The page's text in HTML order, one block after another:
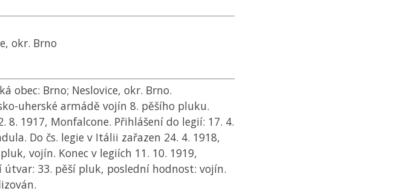
okr. Brno
obec: Brno; Neslovice, okr. Brno.
uherské armádě vojín 8. pěšího pluku.
8. 1917, Monfalcone. Přihlášení do legií: 17. 4.
Do čs. legie v Itálii zařazen 24. 4. 1918,
vojín. Konec v legiích 11. 10. 1919,
útvar: 33. pěší pluk, poslední hodnost: vojín.